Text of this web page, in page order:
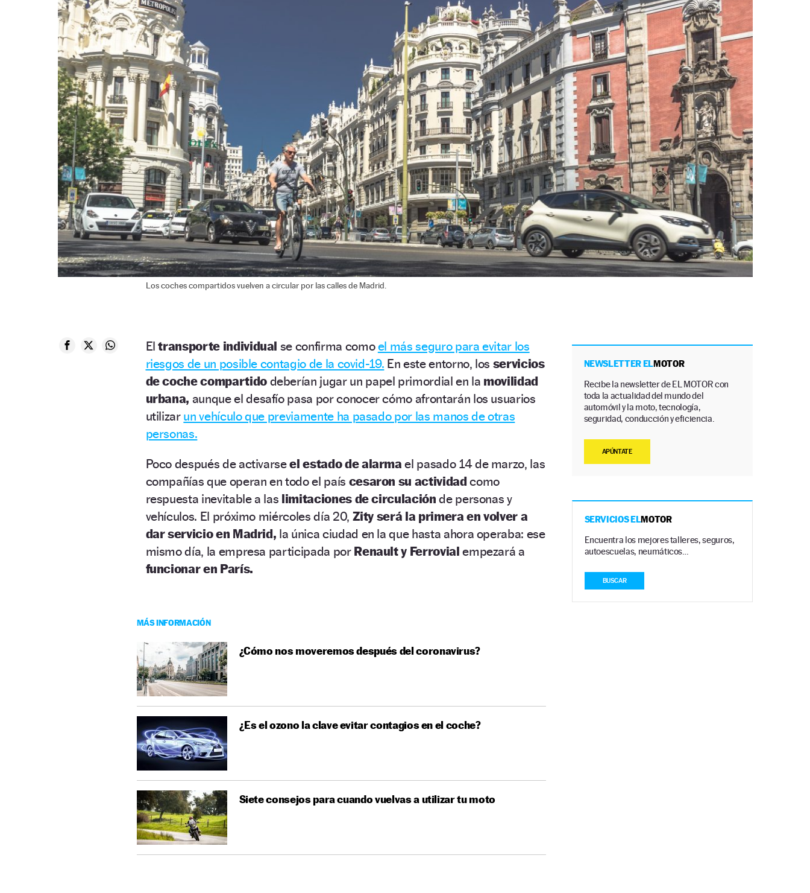
Los coches compartidos vuelven a circular por las calles de Madrid.
Eltransporte individual se confirma comoel más seguro para evitar los
riesgos de un posible contagio de la covid-19. En este entorno, los servicios
de coche compartidodeberían jugar un papel primordial en la movilidad
urbana, aunque el desafío pasa por conocer cómo afrontarán los usuarios
utilizar un vehículo que previamente ha pasado por las manos de otras
personas.
Poco después de activarseel estado de alarma el pasado 14 de marzo, las
compañías que operan en todo el país cesaron su actividadcomo
respuesta inevitable a las limitaciones de circulación de personas y
vehículos. El próximo miércoles día 20, Zity será la primera en volver a
dar servicio en Madrid, la única ciudad en la que hasta ahora operaba: ese
mismo día, la empresa participada por Renault y Ferrovial empezará a
funcionar en París.
MÁS INFORMACIÓN
¿Cómo nos moveremos después del coronavirus?
¿Es el ozono la clave evitar contagios en el coche?
Siete consejos para cuando vuelvas a utilizar tu moto
NEWSLETTER ELMOTOR
Recibe la newsletter de EL MOTOR con
toda la actualidad del mundo del
automóvil y la moto, tecnología,
seguridad, conducción y eficiencia.
APÚNTATE
SERVICIOS ELMOTOR
Encuentra los mejores talleres, seguros,
autoescuelas, neumáticos…
BUSCAR